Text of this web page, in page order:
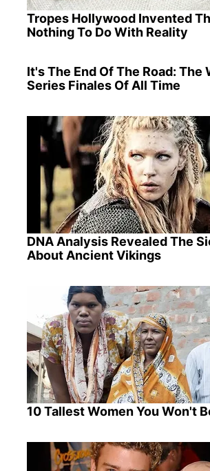
Tropes Hollywood Invented
Nothing To Do With Reality
It's The End Of The Road: The
Series Finales Of All Time
DNA Analysis Revealed The
About Ancient Vikings
10 Tallest Women You Won't